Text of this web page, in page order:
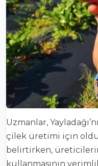
Uzmanlar,
çilek üretimi için
belirtirken,
kullanmasının